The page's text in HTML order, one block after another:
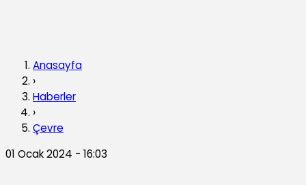
Anasayfa
›
Haberler
›
Çevre
01 Ocak 2024 - 16:03